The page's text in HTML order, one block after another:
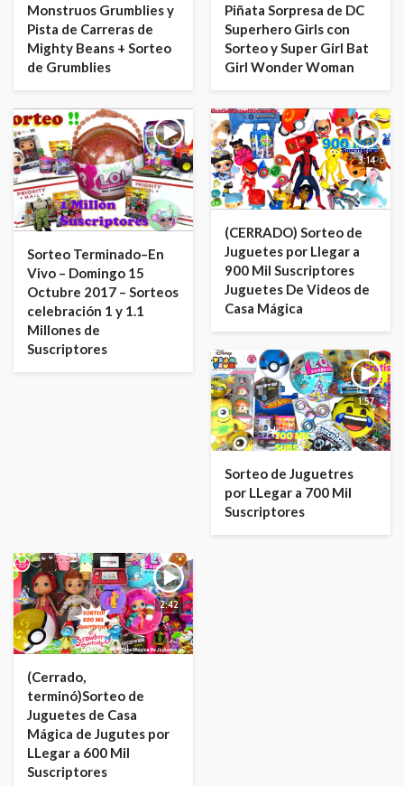
Monstruos Grumblies y
Pista de Carreras de
Mighty Beans + Sorteo
de Grumblies
Piñata Sorpresa de DC
Superhero Girls con
Sorteo y Super Girl Bat
Girl Wonder Woman
Sorteo Terminado–En
Vivo – Domingo 15
Octubre 2017 – Sorteos
celebración 1 y 1.1
Millones de
Suscriptores
3:14
(CERRADO) Sorteo de
Juguetes por Llegar a
900 Mil Suscriptores
Juguetes De Videos de
Casa Mágica
1:57
Sorteo de Juguetres
por LLegar a 700 Mil
Suscriptores
2:42
(Cerrado,
terminó)Sorteo de
Juguetes de Casa
Mágica de Jugutes por
LLegar a 600 Mil
Suscriptores